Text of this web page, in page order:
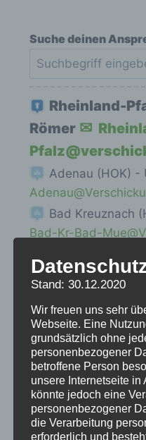
Suche deinen
Rheinland-
Römer
Adenau (HOK) -
Bad Kreuznach
Bad-Kr-Bad-
(HOK) - HOK - Team
Bad Münster am
Gerlinde
Kinderheilstätte
Dannenfels -
Stand: 30.12.2020
Wir freuen uns sehr
Webseite. Eine
grundsätzlich ohne
personenbezogener
betroffene Person
unsere Internetseite in
könnte jedoch eine
personenbezogener
die Verarbeitung
erforderlich und